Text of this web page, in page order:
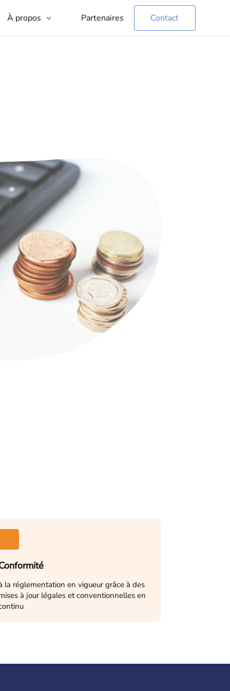
À propos Partenaires Contact
la réglementation en vigueur grâce à des
à jour légales et conventionnelles en